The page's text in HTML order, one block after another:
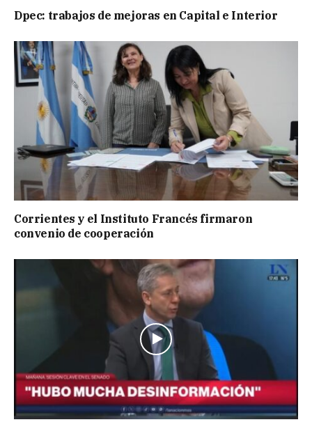
Dpec: trabajos de mejoras en Capital e Interior
Corrientes y el Instituto Francés firmaron
convenio de cooperación